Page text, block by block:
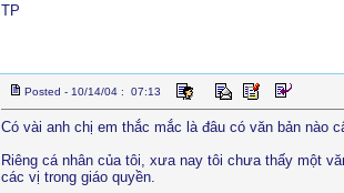
TP
Posted - 10/14/04 : 07:13
Có vài anh chị em thắc mắc là đâu có văn bản nào
Riêng cá nhân của tôi, xưa nay tôi chưa thấy một
các vị trong giáo quyền.